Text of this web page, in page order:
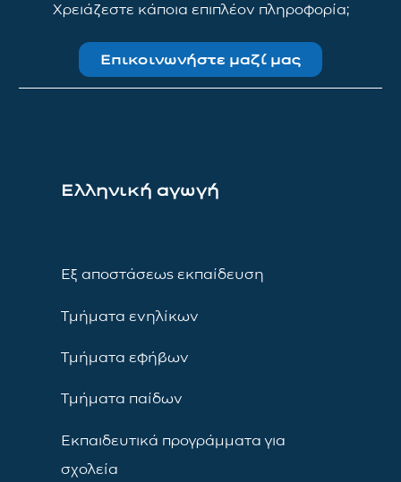
Χρειάζεστε κάποια επιπλέον πληροφορία;
Επικοινωνήστε μαζί μας
Ελληνική αγωγή
Εξ αποστάσεως εκπαίδευση
Τμήματα ενηλίκων
Τμήματα εφήβων
Τμήματα παίδων
Εκπαιδευτικά προγράμματα για
σχολεία